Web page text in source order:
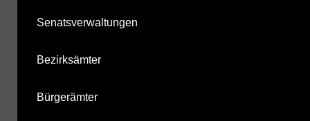
Senatsverwaltungen
Bezirksämter
Bürgerämter